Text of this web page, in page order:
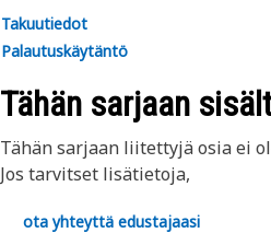
paikalliseen Cat -edustajaasi.
Takuutiedot
Palautuskäytäntö
Tähän sarjaan
Tähän sarjaan liitettyjä osia ei
Jos tarvitset lisätietoja,
ota yhteyttä edustajaasi